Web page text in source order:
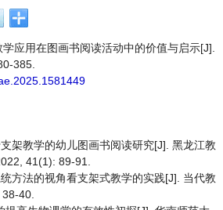
应用在图画书阅读活动中的价值与启示[J].
385.
架教学的幼儿图画书阅读研究[J]. 黑龙江教
41(1): 89-91.
方法的视角看支架式教学的实践[J]. 当代教
40.